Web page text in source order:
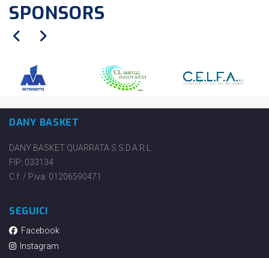
SPONSORS
DANY BASKET
DANY BASKET QUARRATA S.S.D.A.R.L.
FIP: 033134
C.f. / P.iva: 01206590471
SEGUICI
Facebook
Instagram